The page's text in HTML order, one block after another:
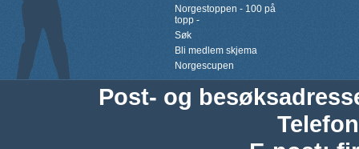
Norgestoppen - 100 på
topp -
Søk
Bli medlem skjema
Norgescupen
Post- og
Telefon